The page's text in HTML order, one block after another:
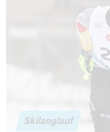
Skilanglauf